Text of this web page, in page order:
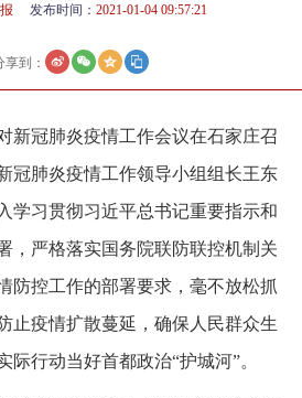
发布时间： 2021-01-04 09:57:21
享到：
新冠肺炎疫情工作会议在石家庄召
冠肺炎疫情工作领导小组组长王东
学习贯彻习近平总书记重要指示和
，严格落实国务院联防联控机制关
防控工作的部署要求，毫不放松抓
止疫情扩散蔓延，确保人民群众生
行动当好首都政治“护城河”。